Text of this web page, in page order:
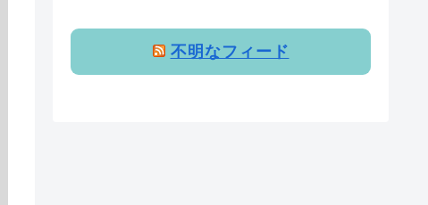
不明なフィード